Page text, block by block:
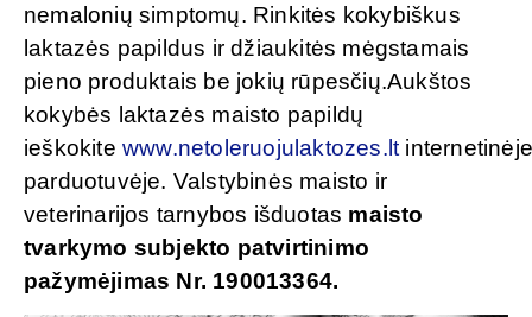
nemalonių simptomų. Rinkitės kokybiškus
laktazės papildus ir džiaukitės mėgstamais
pieno produktais be jokių rūpesčių.Aukštos
kokybės laktazės maisto papildų
ieškokite www.netoleruojulaktozes.lt
parduotuvėje. Valstybinės maisto ir
veterinarijos tarnybos išduotas maisto
tvarkymo subjekto patvirtinimo
pažymėjimas Nr. 190013364.